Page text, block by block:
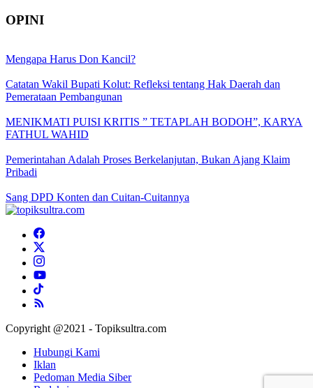
OPINI
Mengapa Harus Don Kancil?
Catatan Wakil Bupati Kolut: Refleksi tentang Hak Daerah dan
Pemerataan Pembangunan
MENIKMATI PUISI KRITIS ” TETAPLAH BODOH”, KARYA
FATHUL WAHID
Pemerintahan Adalah Proses Berkelanjutan, Bukan Ajang Klaim
Pribadi
Sang DPD Konten dan Cuitan-Cuitannya
Copyright @2021 - Topiksultra.com
Hubungi Kami
Iklan
Pedoman Media Siber